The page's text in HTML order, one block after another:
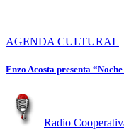
AGENDA CULTURAL
Enzo Acosta presenta
Radio